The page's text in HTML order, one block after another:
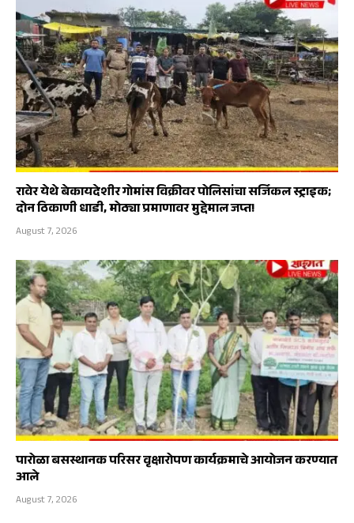
रावेर येथे बेकायदेशीर गोमांस विक्रीवर पोलिसांचा सर्जिकल स्ट्राइक;
दोन ठिकाणी धाडी, मोठ्या प्रमाणावर मुद्देमाल जप्त!
August 7, 2026
पारोळा बसस्थानक परिसर वृक्षारोपण कार्यक्रमाचे आयोजन करण्यात
आले
August 7, 2026